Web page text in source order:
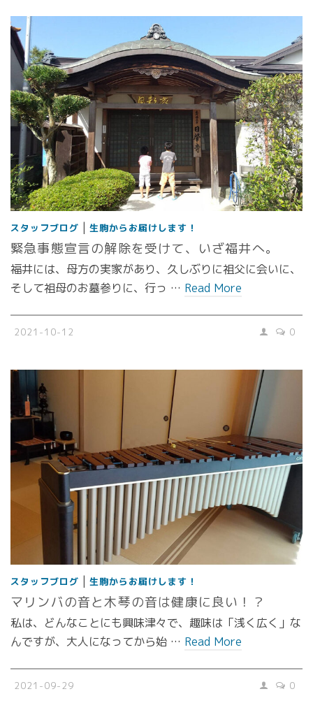
スタッフブログ | 生駒からお届けします！
緊急事態宣言の解除を受けて、いざ福井へ。
福井には、母方の実家があり、久しぶりに祖父に会いに、
そして祖母のお墓参りに、行っ … Read More
2021-10-12 0
スタッフブログ | 生駒からお届けします！
マリンバの音と木琴の音は健康に良い！？
私は、どんなことにも興味津々で、趣味は「浅く広く」な
んですが、大人になってから始 … Read More
2021-09-29 0